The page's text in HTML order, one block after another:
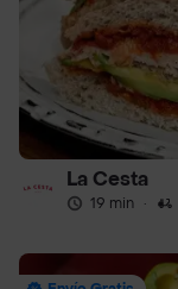
La Cesta
19 min ·